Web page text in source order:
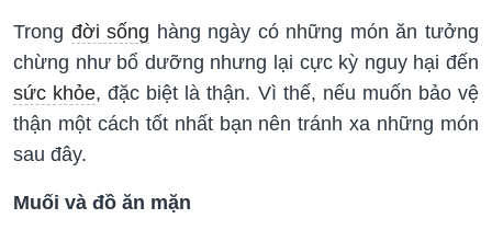
Trong đời sống hàng ngày có những món ăn tưởng
chừng như bổ dưỡng nhưng lại cực kỳ nguy hại đến
sức khỏe, đặc biệt là thận. Vì thế, nếu muốn bảo vệ
thận một cách tốt nhất bạn nên tránh xa những món
sau đây.
Muối và đồ ăn mặn